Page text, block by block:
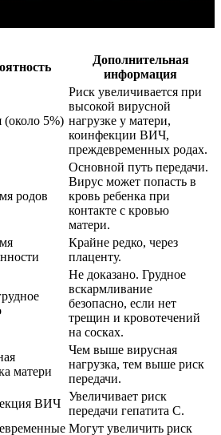
Дополнительная
информация
(около 5%)
Риск увеличивается при
высокой вирусной
нагрузке у матери,
коинфекции ВИЧ,
преждевременных родах.
родов
Основной путь передачи.
Вирус может попасть в
кровь ребенка при
контакте с кровью
матери.
Крайне редко, через
плаценту.
Не доказано. Грудное
вскармливание
безопасно, если нет
трещин и кровотечений
на сосках.
матери
Чем выше вирусная
нагрузка, тем выше риск
передачи.
ВИЧ
Увеличивает риск
передачи гепатита С.
Могут увеличить риск